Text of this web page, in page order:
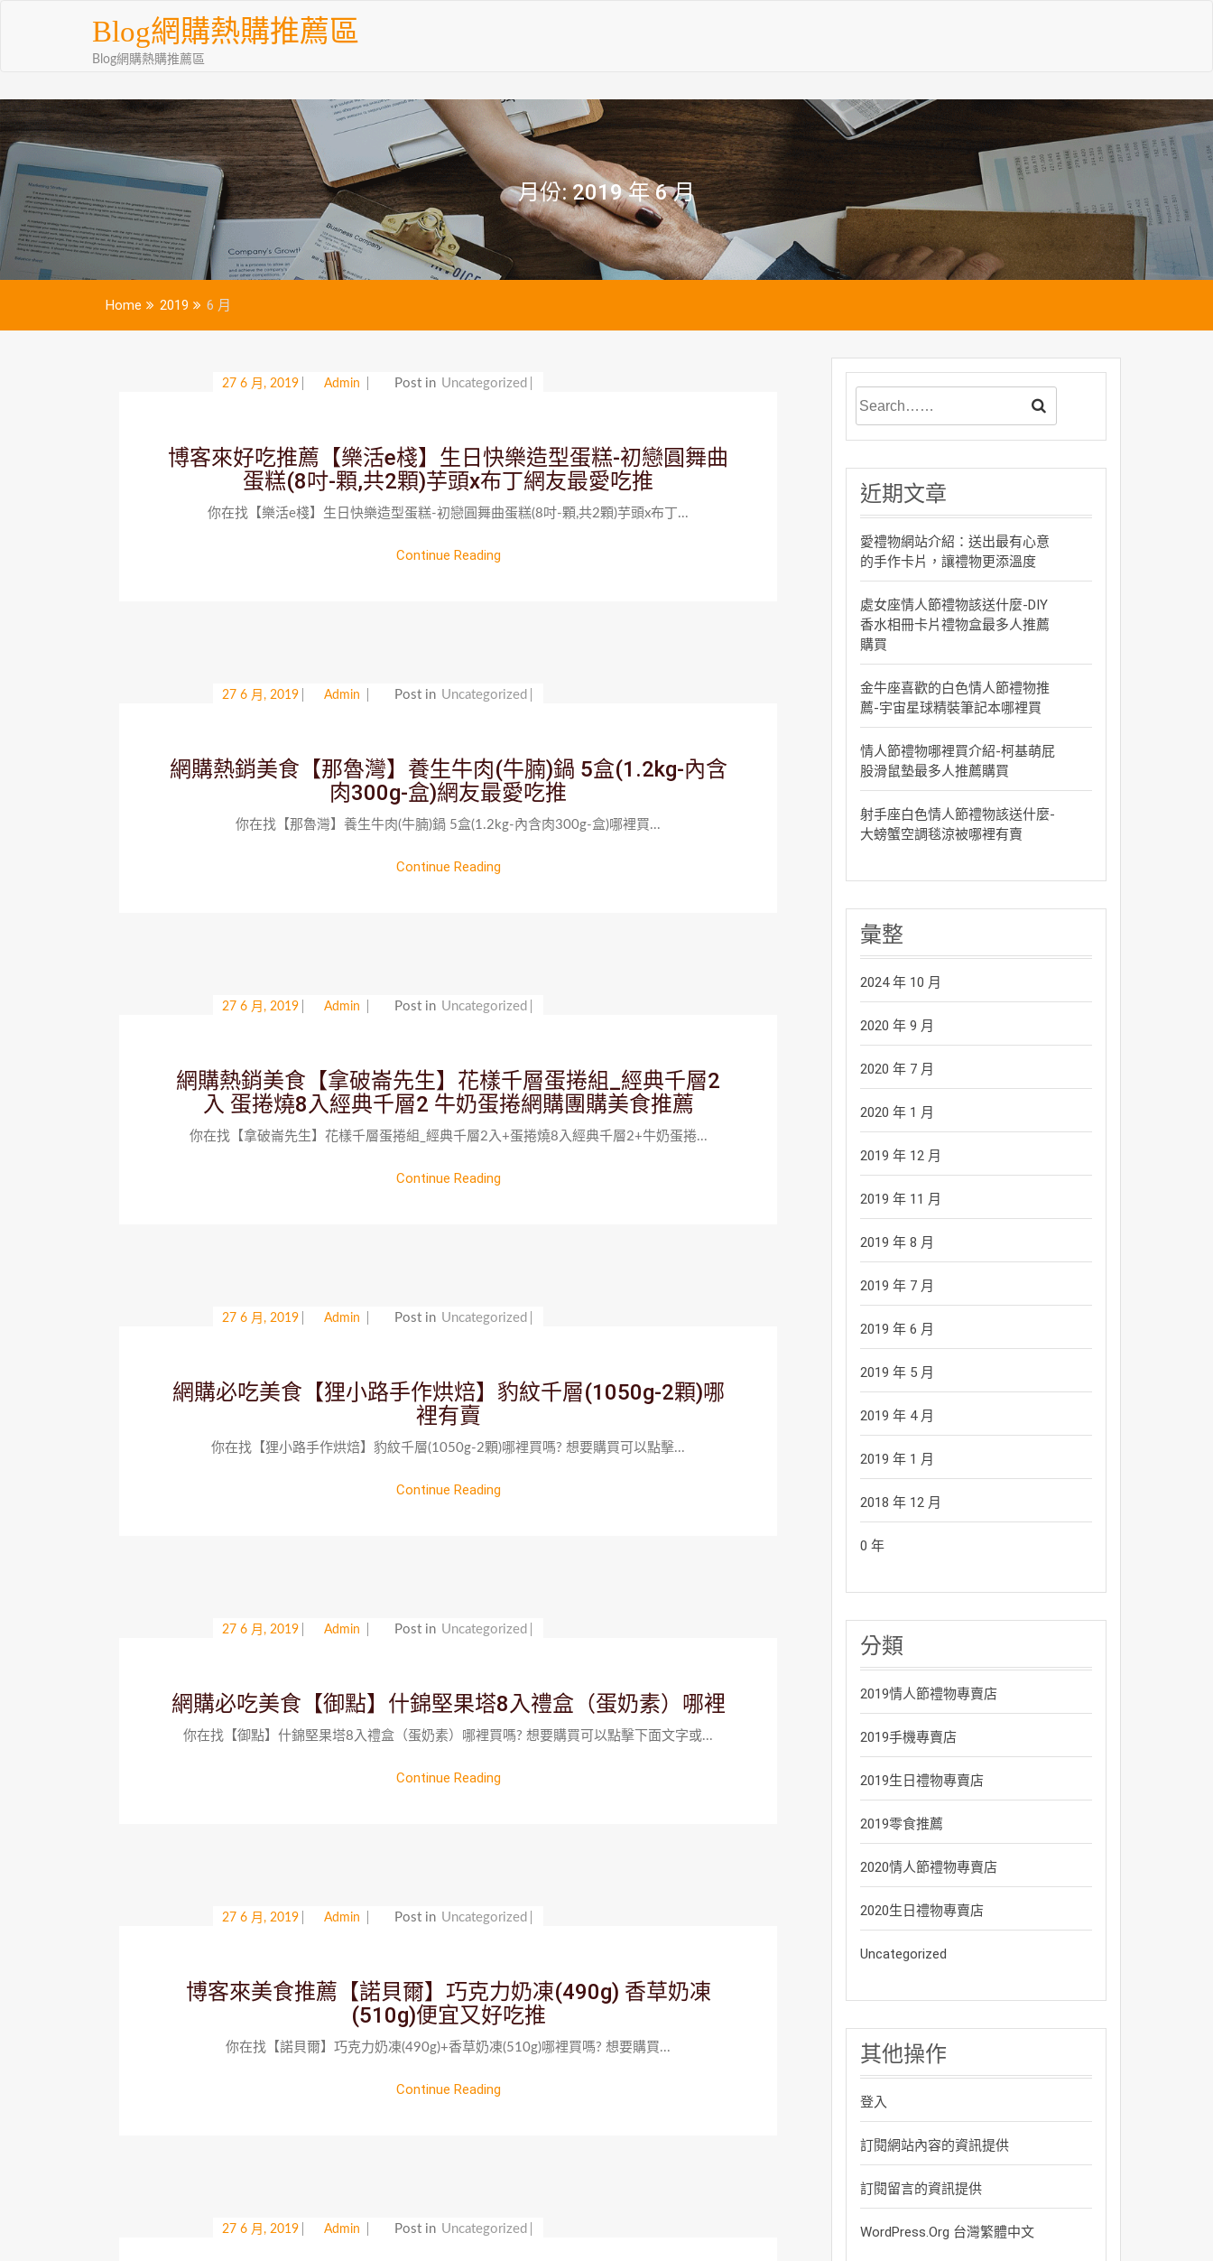
Blog網購熱購推薦區
Blog網購熱購推薦區
月份:2019 年 6 月
Home 2019 6 月
27 6 月, 2019 Admin Post in Uncategorized
博客來好吃推薦【樂活e棧】生日快樂造型蛋糕-初戀圓舞曲
蛋糕(8吋-顆,共2顆)芋頭x布丁網友最愛吃推
你在找【樂活e棧】生日快樂造型蛋糕-初戀圓舞曲蛋糕(8吋-顆,共2顆)芋頭x布丁...
Continue Reading
27 6 月, 2019 Admin Post in Uncategorized
網購熱銷美食【那魯灣】養生牛肉(牛腩)鍋 5盒(1.2kg-內含
肉300g-盒)網友最愛吃推
你在找【那魯灣】養生牛肉(牛腩)鍋 5盒(1.2kg-內含肉300g-盒)哪裡買...
Continue Reading
27 6 月, 2019 Admin Post in Uncategorized
網購熱銷美食【拿破崙先生】花樣千層蛋捲組_經典千層2
入 蛋捲燒8入經典千層2 牛奶蛋捲網購團購美食推薦
你在找【拿破崙先生】花樣千層蛋捲組_經典千層2入+蛋捲燒8入經典千層2+牛奶蛋捲...
Continue Reading
27 6 月, 2019 Admin Post in Uncategorized
網購必吃美食【狸小路手作烘焙】豹紋千層(1050g-2顆)哪
裡有賣
你在找【狸小路手作烘焙】豹紋千層(1050g-2顆)哪裡買嗎? 想要購買可以點擊...
Continue Reading
27 6 月, 2019 Admin Post in Uncategorized
網購必吃美食【御點】什錦堅果塔8入禮盒（蛋奶素）哪裡
你在找【御點】什錦堅果塔8入禮盒（蛋奶素）哪裡買嗎? 想要購買可以點擊下面文字或...
Continue Reading
27 6 月, 2019 Admin Post in Uncategorized
博客來美食推薦【諾貝爾】巧克力奶凍(490g) 香草奶凍
(510g)便宜又好吃推
你在找【諾貝爾】巧克力奶凍(490g)+香草奶凍(510g)哪裡買嗎? 想要購買...
Continue Reading
27 6 月, 2019 Admin Post in Uncategorized
近期文章
愛禮物網站介紹：送出最有心意
的手作卡片，讓禮物更添溫度
處女座情人節禮物該送什麼-DIY
香水相冊卡片禮物盒最多人推薦
購買
金牛座喜歡的白色情人節禮物推
薦-宇宙星球精裝筆記本哪裡買
情人節禮物哪裡買介紹-柯基萌屁
股滑鼠墊最多人推薦購買
射手座白色情人節禮物該送什麼-
大螃蟹空調毯涼被哪裡有賣
彙整
2024 年 10 月
2020 年 9 月
2020 年 7 月
2020 年 1 月
2019 年 12 月
2019 年 11 月
2019 年 8 月
2019 年 7 月
2019 年 6 月
2019 年 5 月
2019 年 4 月
2019 年 1 月
2018 年 12 月
0 年
分類
2019情人節禮物專賣店
2019手機專賣店
2019生日禮物專賣店
2019零食推薦
2020情人節禮物專賣店
2020生日禮物專賣店
Uncategorized
其他操作
登入
訂閱網站內容的資訊提供
訂閱留言的資訊提供
WordPress.org 台灣繁體中文